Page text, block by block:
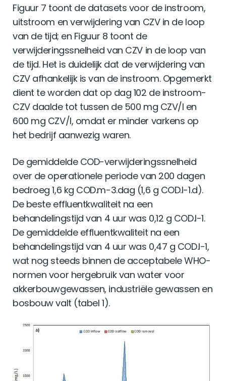
Figuur 7 toont de datasets voor de instroom,
uitstroom en verwijdering van CZV in de loop
van de tijd; en Figuur 8 toont de
verwijderingssnelheid van CZV in de loop van
de tijd. Het is duidelijk dat de verwijdering van
CZV afhankelijk is van de instroom. Opgemerkt
dient te worden dat op dag 102 de instroom-
CZV daalde tot tussen de 500 mg CZV/l en
600 mg CZV/l, omdat er minder varkens op
het bedrijf aanwezig waren.
De gemiddelde COD-verwijderingssnelheid
over de operationele periode van 200 dagen
bedroeg 1,6 kg COD.m-3.dag (1,6 g COD.l-1.d).
De beste effluentkwaliteit na een
behandelingstijd van 4 uur was 0,12 g COD.l-1.
De gemiddelde effluentkwaliteit na een
behandelingstijd van 4 uur was 0,47 g COD.l-1,
wat nog steeds binnen de acceptabele WHO-
normen voor hergebruik van water voor
akkerbouwgewassen, industriële gewassen en
bosbouw valt (tabel 1).